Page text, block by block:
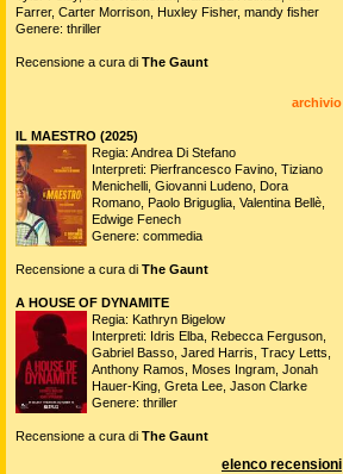
Farrer, Carter Morrison, Huxley Fisher, mandy fisher
Genere: thriller
Recensione a cura di The Gaunt
archivio
IL MAESTRO (2025)
Regia: Andrea Di Stefano
Interpreti: Pierfrancesco Favino, Tiziano
Menichelli, Giovanni Ludeno, Dora
Romano, Paolo Briguglia, Valentina Bellè,
Edwige Fenech
Genere: commedia
Recensione a cura di The Gaunt
A HOUSE OF DYNAMITE
Regia: Kathryn Bigelow
Interpreti: Idris Elba, Rebecca Ferguson,
Gabriel Basso, Jared Harris, Tracy Letts,
Anthony Ramos, Moses Ingram, Jonah
Hauer-King, Greta Lee, Jason Clarke
Genere: thriller
Recensione a cura di The Gaunt
elenco recensioni